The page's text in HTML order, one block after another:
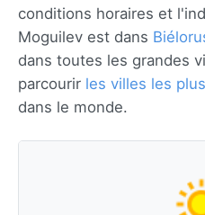
conditions horaires et
Moguilev est dans
dans toutes les grandes
parcourir les villes les
dans le monde.